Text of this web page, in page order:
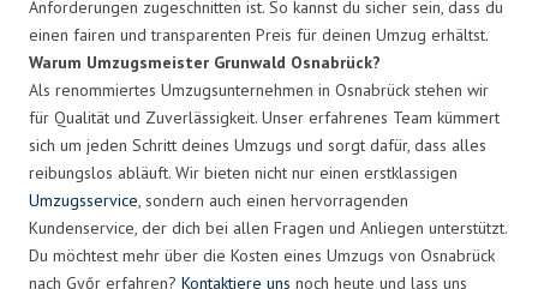
Anforderungen zugeschnitten ist. So kannst du sicher sein, dass du
einen fairen und transparenten Preis für deinen Umzug erhältst.
Warum Umzugsmeister Grunwald Osnabrück?
Als renommiertes Umzugsunternehmen in Osnabrück stehen wir
für Qualität und Zuverlässigkeit. Unser erfahrenes Team kümmert
sich um jeden Schritt deines Umzugs und sorgt dafür, dass alles
reibungslos abläuft. Wir bieten nicht nur einen erstklassigen
Umzugsservice, sondern auch einen hervorragenden
Kundenservice, der dich bei allen Fragen und Anliegen unterstützt.
Du möchtest mehr über die Kosten eines Umzugs von Osnabrück
nach Győr erfahren? Kontaktiere uns noch heute und lass uns